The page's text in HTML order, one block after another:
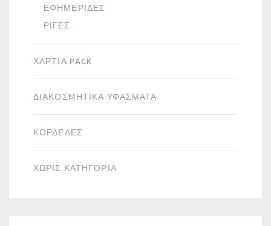
ΕΦΗΜΕΡΊΔΕΣ
ΡΊΓΕΣ
ΧΑΡΤΙΆ PACK
ΔΙΑΚΟΣΜΗΤΙΚΆ ΥΦΆΣΜΑΤΑ
ΚΟΡΔΈΛΕΣ
ΧΩΡΙΣ ΚΑΤΗΓΟΡΙΑ